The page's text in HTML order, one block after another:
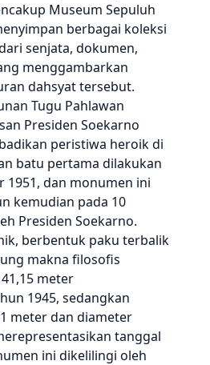
Museum Sepuluh
berbagai koleksi
senjata, dokumen,
menggambarkan
dahsyat tersebut.
Tugu Pahlawan
Presiden Soekarno
peristiwa heroik di
batu pertama dilakukan
1951, dan monumen ini
kemudian pada 10
Presiden Soekarno.
berbentuk paku terbalik
makna filosofis
meter
1945, sedangkan
meter dan diameter
tanggal
ini dikelilingi oleh